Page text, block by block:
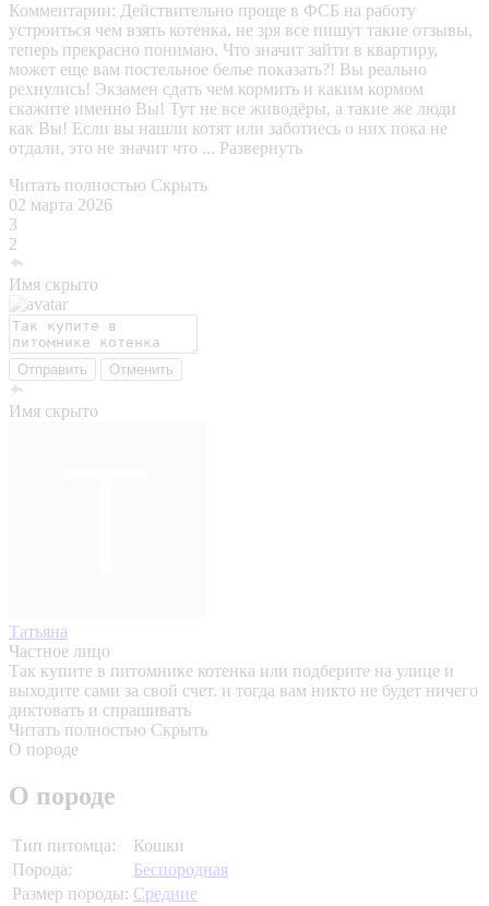
Комментарии: Действительно проще в ФСБ на работу
устроиться чем взять котенка, не зря все пишут такие отзывы,
теперь прекрасно понимаю. Что значит зайти в квартиру,
может еще вам постельное белье показать?! Вы реально
рехнулись! Экзамен сдать чем кормить и каким кормом
скажите именно Вы! Тут не все живодёры, а такие же люди
как Вы! Если вы нашли котят или заботиесь о них пока не
отдали, это не значит что ... Развернуть
Читать полностью Скрыть
02 марта 2026
3
2
Имя скрыто
Отправить Отменить
Имя скрыто
Татьяна
Частное лицо
Так купите в питомнике котенка или подберите на улице и
выходите сами за свой счет. и тогда вам никто не будет ничего
диктовать и спрашивать
Читать полностью Скрыть
О породе
О породе
Тип питомца:
Кошки
Порода:
Беспородная
Размер породы: Средние